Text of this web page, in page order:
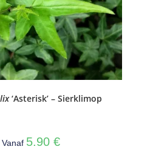
‘Asterisk’ – Sierklimop
Vanaf 5.90 €